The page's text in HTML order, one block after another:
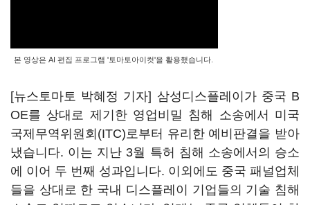
본 영상은 AI 편집 프로그램 '토마토아이컷'을 활용했습니다.
[뉴스토마토 박혜정 기자] 삼성디스플레이가 중국 B
OE를 상대로 제기한 영업비밀 침해 소송에서 미국
국제무역위원회(ITC)로부터 유리한 예비판결을 받아
냈습니다. 이는 지난 3월 특허 침해 소송에서의 승소
에 이어 두 번째 성과입니다. 이외에도 중국 패널업체
들을 상대로 한 국내 디스플레이 기업들의 기술 침해